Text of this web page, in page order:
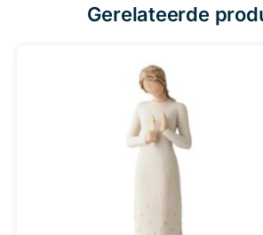
Gerelateerde